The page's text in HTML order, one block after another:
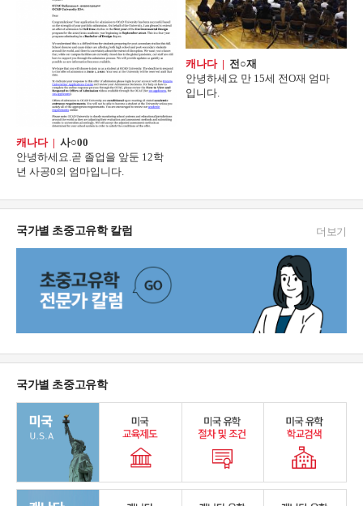
캐나다 | 사○00
안녕하세요.곧 졸업을 앞둔 12학
년 사공0의 엄마입니다.
캐나다 | 전○재
안녕하세요 만 15세 전O재 엄마
입니다.
국가별 초중고유학 칼럼 더보기
국가별 초중고유학